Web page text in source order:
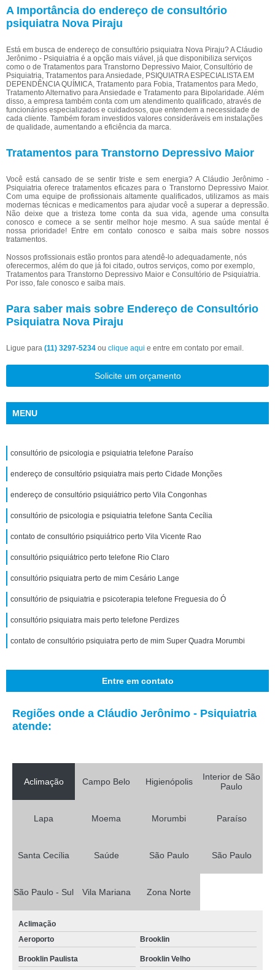
A Importância do endereço de consultório
psiquiatra Nova Piraju
Está em busca de endereço de consultório psiquiatra Nova Piraju? A Cláudio
Jerônimo - Psiquiatria é a opção mais viável, já que disponibiliza serviços
como o de Tratamentos para Transtorno Depressivo Maior, Consultório de
Psiquiatria, Tratamentos para Ansiedade, PSIQUIATRA ESPECIALISTA EM
DEPENDÊNCIA QUÍMICA, Tratamento para Fobia, Tratamentos para Medo,
Tratamento Alternativo para Ansiedade e Tratamento para Bipolaridade. Além
disso, a empresa também conta com um atendimento qualificado, através de
funcionários especializados e cuidadosos, que entendem a necessidade de
cada cliente. Também foram investidos valores consideráveis em instalações
de qualidade, aumentando a eficiência da marca.
Tratamentos para Transtorno Depressivo Maior
Você está cansado de se sentir triste e sem energia? A Cláudio Jerônimo -
Psiquiatria oferece tratamentos eficazes para o Transtorno Depressivo Maior.
Com uma equipe de profissionais altamente qualificados, utilizamos as mais
modernas técnicas e medicamentos para ajudar você a superar a depressão.
Não deixe que a tristeza tome conta da sua vida, agende uma consulta
conosco e comece a se sentir melhor hoje mesmo. A sua saúde mental é
nossa prioridade! Entre em contato conosco e saiba mais sobre nossos
tratamentos.
Nossos profissionais estão prontos para atendê-lo adequadamente, nós
oferecermos, além do que já foi citado, outros serviços, como por exemplo,
Tratamentos para Transtorno Depressivo Maior e Consultório de Psiquiatria.
Por isso, fale conosco e saiba mais.
Para saber mais sobre Endereço de Consultório
Psiquiatra Nova Piraju
Ligue para (11) 3297-5234 ou clique aqui e entre em contato por email.
Solicite um orçamento
MENU
consultório de psicologia e psiquiatria telefone Paraíso
endereço de consultório psiquiatra mais perto Cidade Monções
endereço de consultório psiquiátrico perto Vila Congonhas
consultório de psicologia e psiquiatria telefone Santa Cecília
contato de consultório psiquiátrico perto Vila Vicente Rao
consultório psiquiátrico perto telefone Rio Claro
consultório psiquiatra perto de mim Cesário Lange
consultório de psiquiatria e psicoterapia telefone Freguesia do Ó
consultório psiquiatra mais perto telefone Perdizes
contato de consultório psiquiatra perto de mim Super Quadra Morumbi
Entre em contato
Regiões onde a Cláudio Jerônimo - Psiquiatria
atende:
Aclimação Campo Belo Higienópolis
Interior de São
Paulo
Lapa Moema Morumbi Paraíso
Santa Cecília Saúde São Paulo São Paulo
São Paulo - Sul Vila Mariana Zona Norte
Aclimação
Aeroporto
Brooklin
Brooklin Paulista Brooklin Velho